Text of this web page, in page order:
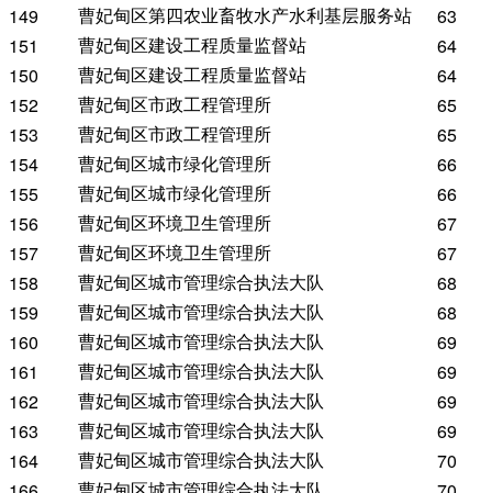
149
曹妃甸区第四农业畜牧水产水利基层服务站
63
151
曹妃甸区建设工程质量监督站
64
150
曹妃甸区建设工程质量监督站
64
152
曹妃甸区市政工程管理所
65
153
曹妃甸区市政工程管理所
65
154
曹妃甸区城市绿化管理所
66
155
曹妃甸区城市绿化管理所
66
156
曹妃甸区环境卫生管理所
67
157
曹妃甸区环境卫生管理所
67
158
曹妃甸区城市管理综合执法大队
68
159
曹妃甸区城市管理综合执法大队
68
160
曹妃甸区城市管理综合执法大队
69
161
曹妃甸区城市管理综合执法大队
69
162
曹妃甸区城市管理综合执法大队
69
163
曹妃甸区城市管理综合执法大队
69
164
曹妃甸区城市管理综合执法大队
70